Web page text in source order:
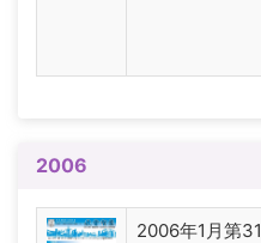
2006
2006年1月第